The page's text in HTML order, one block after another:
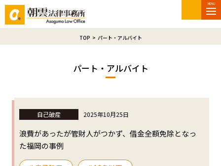
MENU
TOP > パート・アルバイト
パート・アルバイト
自己破産 2025年10月25日
浪費があったが管財人がつかず、借金全額免除となっ
た福岡の事例